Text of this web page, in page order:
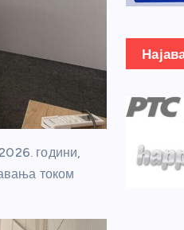
години,
током